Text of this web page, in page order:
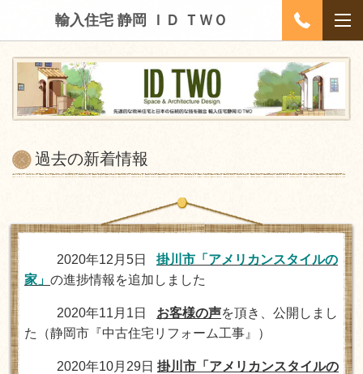
輸入住宅 静岡 ＩＤ ＴＷＯ
過去の新着情報
2020年12月5日 掛川市「アメリカンスタイルの
家」 の進捗情報を追加しました
2020年11月1日 お客様の声を頂き、公開しまし
た（静岡市『中古住宅リフォーム工事』）
2020年10月29日 掛川市「アメリカンスタイルの